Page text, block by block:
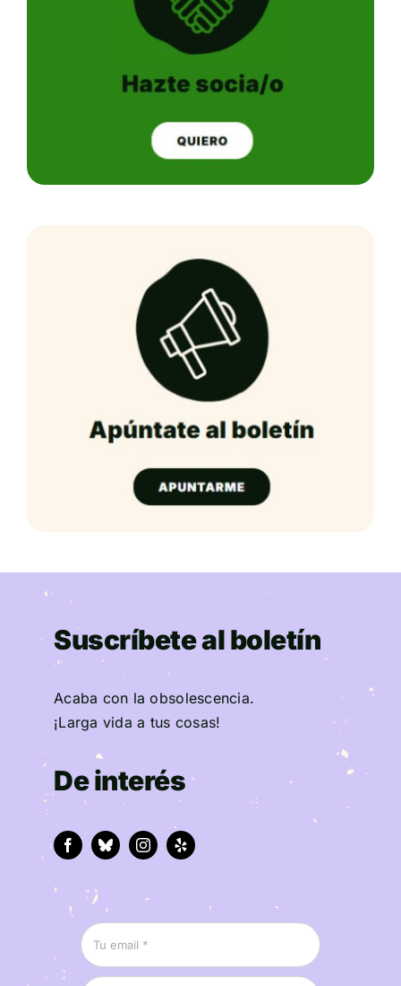
Suscríbete al boletín
Acaba con la obsolescencia.
¡Larga vida a tus cosas!
De interés